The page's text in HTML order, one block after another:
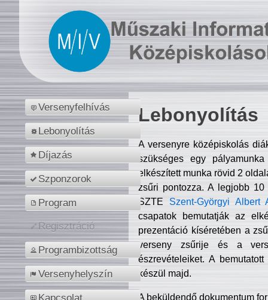
Versenyfelhívás
Lebonyolítás
Díjazás
Szponzorok
Program
Regisztráció
Programbizottság
Versenyhelyszín
Kapcsolat
Lebonyolítás
A versenyre középiskolás
szükséges egy
elkészített munka rövid 2
zsűri pontozza. A legjobb
SZTE Szent-Györgyi Albert
csapatok bemutatják az
prezentáció kíséretében a
verseny zsűrije és a
észrevételeiket. A
készül majd.
A beküldendő dokumentum